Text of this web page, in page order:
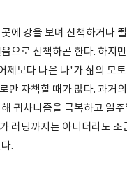
에 강을 보며 산책하거나
으로 산책하곤 한다. 하지
제보다 나은 나'가 삶의 모
만 자책할 때가 많다. 과거
귀차니즘을 극복하고 일
러닝까지는 아니더라도 조
.